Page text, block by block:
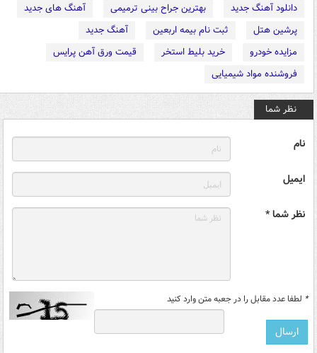
دانلود آهنگ جدید
بهترین جراح بینی ترمیمی
آهنگ های جدید
پرشین هتل
ثبت نام بیمه اربعین
آهنگ جدید
مزایده خودرو
خرید بلیط استخر
قیمت ورق آهن پرایس
فروشنده مواد شیمیایی
نظر شما
نام
ایمیل
نظر شما *
* لطفا عدد مقابل را در جعبه متن وارد کنید